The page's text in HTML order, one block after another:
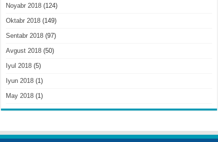
Noyabr 2018 (124)
Oktabr 2018 (149)
Sentabr 2018 (97)
Avgust 2018 (50)
Iyul 2018 (5)
Iyun 2018 (1)
May 2018 (1)